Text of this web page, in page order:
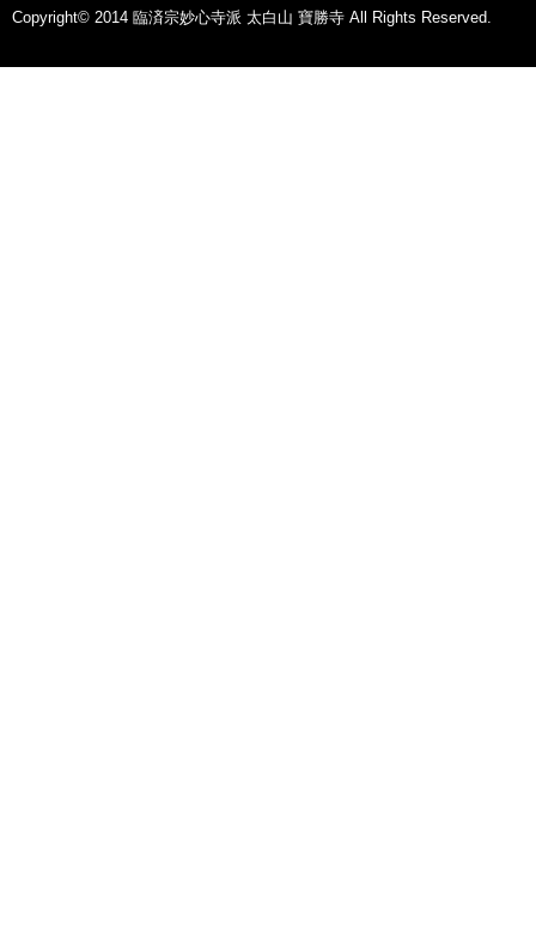
Copyright© 2014 臨済宗妙心寺派 太白山 寶勝寺 All Rights Reserved.